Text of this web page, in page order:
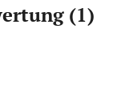
(1)